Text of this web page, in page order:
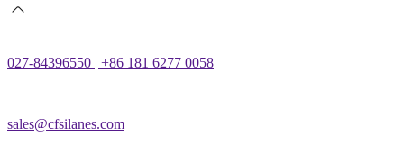
027-84396550 | +86 181 6277 0058
sales@cfsilanes.com